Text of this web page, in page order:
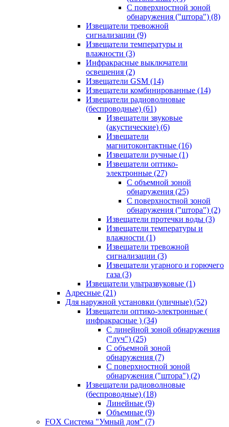
С поверхностной зоной
обнаружения ("штора") (8)
Извещатели тревожной
сигнализации (9)
Извещатели температуры и
влажности (3)
Инфракрасные выключатели
освещения (2)
Извещатели GSM (14)
Извещатели комбинированные (14)
Извещатели радиоволновые
(беспроводные) (61)
Извещатели звуковые
(акустические) (6)
Извещатели
магнитоконтактные (16)
Извещатели ручные (1)
Извещатели оптико-
электронные (27)
С объемной зоной
обнаружения (25)
С поверхностной зоной
обнаружения ("штора") (2)
Извещатели протечки воды (3)
Извещатели температуры и
влажности (1)
Извещатели тревожной
сигнализации (3)
Извещатели угарного и горючего
газа (3)
Извещатели ультразвуковые (1)
Адресные (21)
Для наружной установки (уличные) (52)
Извещатели оптико-электронные (
инфракрасные ) (34)
С линейной зоной обнаружения
("луч") (25)
С объемной зоной
обнаружения (7)
С поверхностной зоной
обнаружения ("штора") (2)
Извещатели радиоволновые
(беспроводные) (18)
Линейные (9)
Объемные (9)
FOX Система "Умный дом" (7)